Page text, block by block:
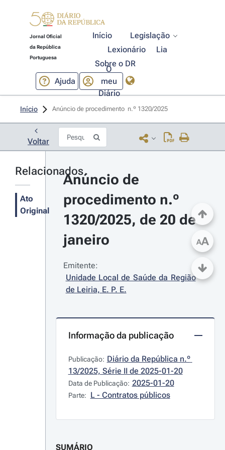
Jornal Oficial
da República
Portuguesa
Início
Legislação
Lexionário
Lia
Sobre o DR
Ajuda
O
meu
Diário
Início Anúncio de procedimento  n.º 1320/2025
Voltar
Relacionados
Ato
Original
Anúncio de
procedimento n.º
1320/2025, de 20 de
janeiro
Emitente:
Unidade Local de Saúde da Região
de Leiria, E. P. E.
Informação da publicação
Publicação: Diário da República n.º
13/2025, Série II de 2025-01-20
Data de Publicação: 2025-01-20
Parte: L - Contratos públicos
SUMÁRIO
AA